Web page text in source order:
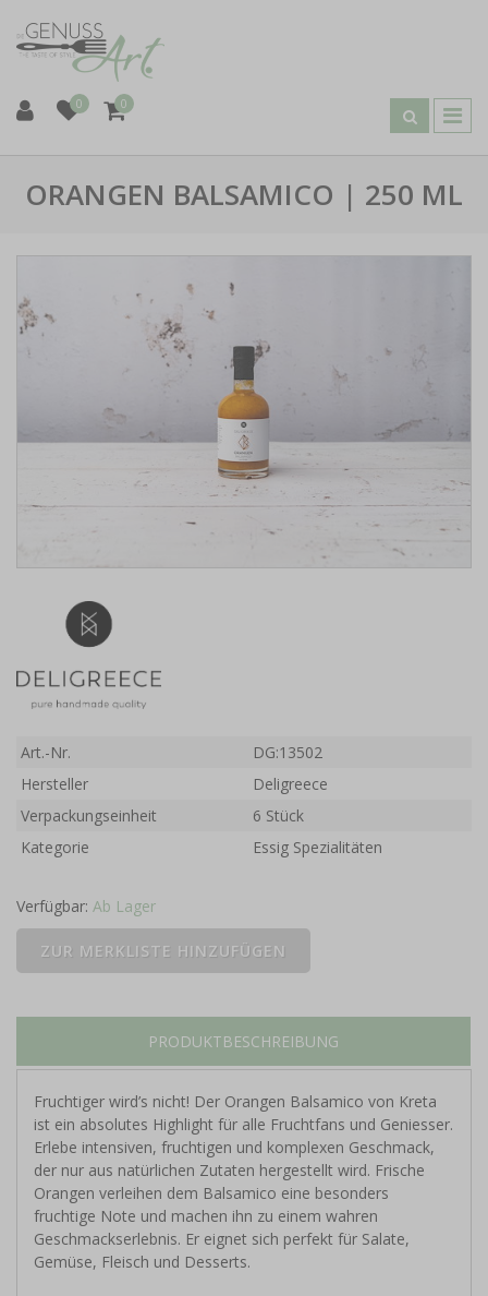
0 0
ORANGEN BALSAMICO | 250 ML
Art.-Nr.
DG:13502
Hersteller
Deligreece
Verpackungseinheit
6 Stück
Kategorie
Essig Spezialitäten
Verfügbar: Ab Lager
PRODUKTBESCHREIBUNG
Fruchtiger wird’s nicht! Der Orangen Balsamico von Kreta
ist ein absolutes Highlight für alle Fruchtfans und Geniesser.
Erlebe intensiven, fruchtigen und komplexen Geschmack,
der nur aus natürlichen Zutaten hergestellt wird. Frische
Orangen verleihen dem Balsamico eine besonders
fruchtige Note und machen ihn zu einem wahren
Geschmackserlebnis. Er eignet sich perfekt für Salate,
Gemüse, Fleisch und Desserts.